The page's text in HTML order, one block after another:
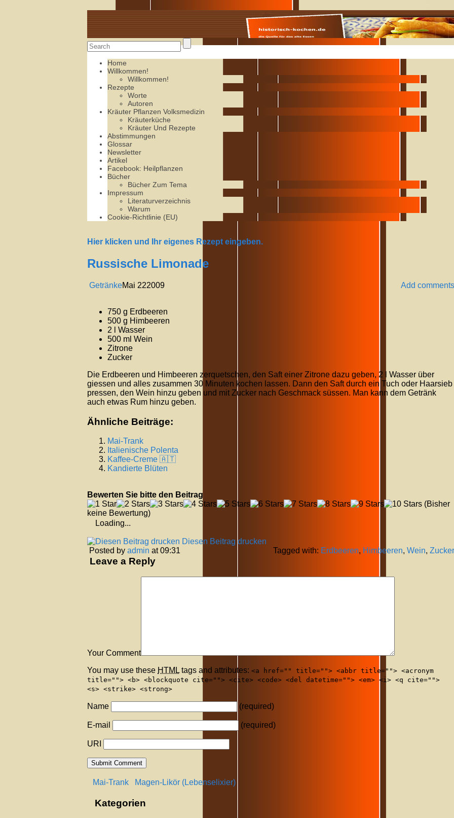
Alte Rezepte online
Home
Willkommen!
Willkommen!
Rezepte
Worte
Autoren
Kräuter Pflanzen Volksmedizin
Kräuterküche
Kräuter Und Rezepte
Abstimmungen
Glossar
Newsletter
Artikel
Facebook: Heilpflanzen
Bücher
Bücher Zum Tema
Impressum
Literaturverzeichnis
Warum
Cookie-Richtlinie (EU)
Hier klicken und Ihr eigenes Rezept eingeben.
Russische Limonade
Getränke Add comments
Mai 222009
750 g Erdbeeren
500 g Himbeeren
2 l Wasser
500 ml Wein
Zitrone
Zucker
Die Erdbeeren und Himbeeren zerquetschen, den Saft einer Zitrone dazu geben, 2 l Wasser über
giessen und alles zusammen 30 Minuten kochen lassen. Dann den Saft durch ein Tuch oder Haarsieb
pressen, den Wein hinzu geben und mit Zucker nach Geschmack süssen. Man kann dem Getränk
auch etwas Rum hinzu geben.
Ähnliche Beiträge:
Mai-Trank
Italienische Polenta
Kaffee-Creme 🇦🇹
Kandierte Blüten
Bewerten Sie bitte den Beitrag
(Bisher
keine Bewertung)
Loading...
Diesen Beitrag drucken
Posted by admin at 09:31 Tagged with: Erdbeeren, Himbeeren, Wein, Zucker
Leave a Reply
Your Comment
You may use these HTML tags and attributes: <a href="" title=""> <abbr title=""> <acronym
title=""> <b> <blockquote cite=""> <cite> <code> <del datetime=""> <em> <i> <q cite="">
<s> <strike> <strong>
Name (required)
E-mail (required)
URI
Mai-Trank Magen-Likör (Lebenselixier)
Kategorien